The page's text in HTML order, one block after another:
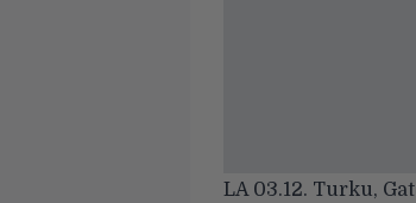
LA 03.12. Turku,